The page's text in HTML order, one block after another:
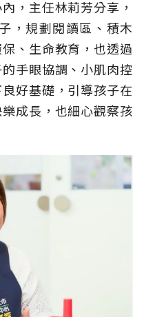
，主任林莉芳分享，
，規劃閱讀區、積木
、生命教育，也透過
手眼協調、小肌肉控
好基礎，引導孩子在
成長，也細心觀察孩